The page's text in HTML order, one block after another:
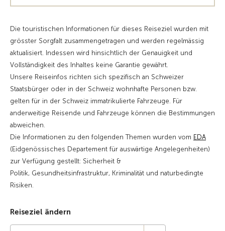
Die touristischen Informationen für dieses Reiseziel wurden mit
grösster Sorgfalt zusammengetragen und werden regelmässig
aktualisiert. Indessen wird hinsichtlich der Genauigkeit und
Vollständigkeit des Inhaltes keine Garantie gewährt.
Unsere Reiseinfos richten sich spezifisch an Schweizer
Staatsbürger oder in der Schweiz wohnhafte Personen bzw.
gelten für in der Schweiz immatrikulierte Fahrzeuge. Für
anderweitige Reisende und Fahrzeuge können die Bestimmungen
abweichen.
Die Informationen zu den folgenden Themen wurden vom EDA
(Eidgenössisches Departement für auswärtige Angelegenheiten)
zur Verfügung gestellt: Sicherheit &
Politik, Gesundheitsinfrastruktur, Kriminalität und naturbedingte
Risiken.
Reiseziel ändern